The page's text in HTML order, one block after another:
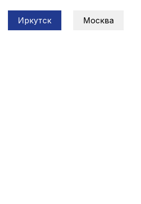
Иркутск Москва